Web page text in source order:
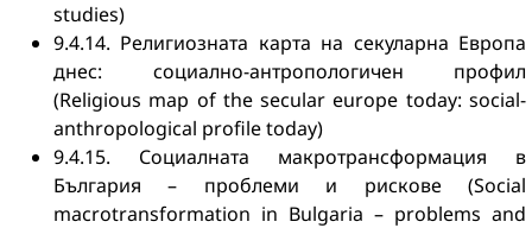
studies)
9.4.14. Религиозната карта на секуларна Европа
днес: социално-антропологичен профил
(Religious map of the secular europe today: social-
anthropological profile today)
9.4.15. Социалната макротрансформация в
България – проблеми и рискове (Social
macrotransformation in Bulgaria – problems and